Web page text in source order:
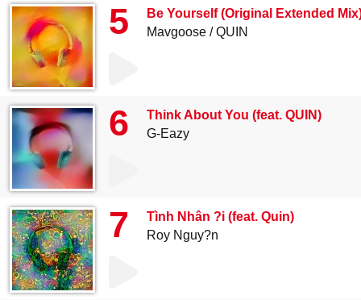
5
Be Yourself (Original Extended
Mavgoose
QUIN
6
Think About You (feat. QUIN)
G-Eazy
7
Tình Nhân ?i (feat. Quin)
Roy Nguy?n